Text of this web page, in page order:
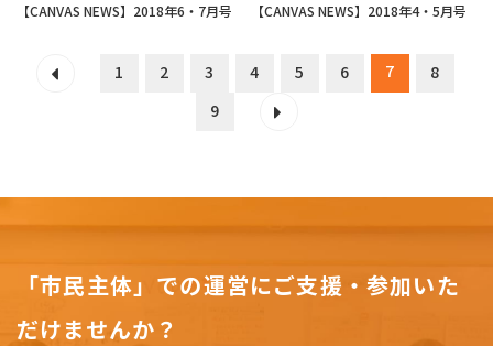
【CANVAS NEWS】2018年6・7月号 【CANVAS NEWS】2018年4・5月号
1 2 3 4 5 6 7
8
9
「市民主体」での運営にご支援・参加いた
だけませんか？